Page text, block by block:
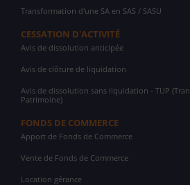
Transformation d'une SA en SAS / SASU
CESSATION D'ACTIVITÉ
Avis de dissolution anticipée
Avis de clôture de liquidation
Avis de dissolution sans liquidation - TUP
Patrimoine)
FONDS DE COMMERCE
Apport de Fonds de Commerce
Vente de Fonds de Commerce
Location gérance